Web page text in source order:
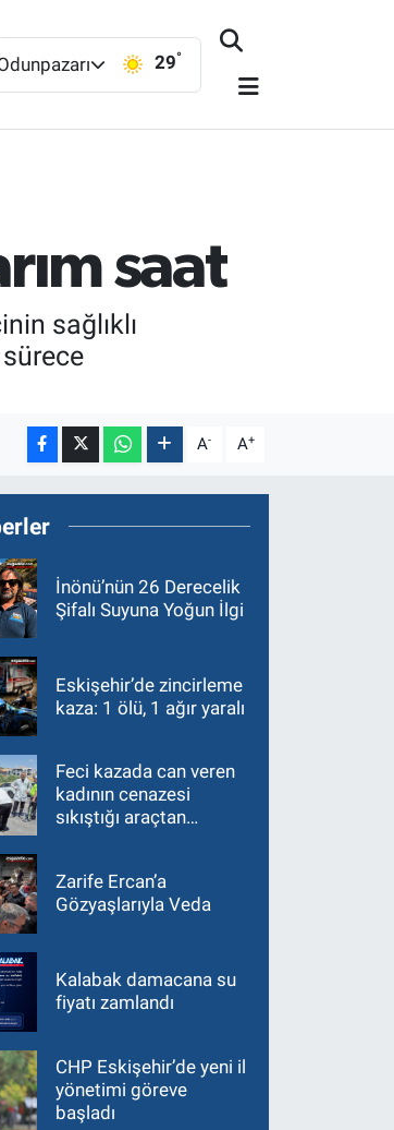
29°
saat
sağlıklı
A- A+
İnönü’nün 26 Derecelik
Şifalı Suyuna Yoğun İlgi
Eskişehir’de zincirleme
kaza: 1 ölü, 1 ağır yaralı
Feci kazada can veren
kadının cenazesi
sıkıştığı araçtan
Zarife Ercan’a
Gözyaşlarıyla Veda
Kalabak damacana su
fiyatı zamlandı
CHP Eskişehir’de yeni il
yönetimi göreve
başladı